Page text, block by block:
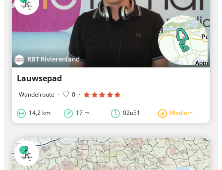
RBT Rivierenland
Lauwsepad
Wandelroute · 0 ·
14,2 km 17 m 02u51 Medium